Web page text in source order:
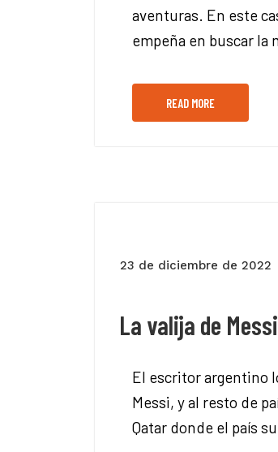
aventuras. En este
empeña en buscar
READ MORE
23 de diciembre de 2022
La valija de
El escritor argentino
Messi, y al resto de
Qatar donde el país